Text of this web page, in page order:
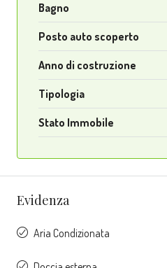
Bagno
Posto auto scoperto
Anno di costruzione
Tipologia
Stato Immobile
Evidenza
Aria Condizionata